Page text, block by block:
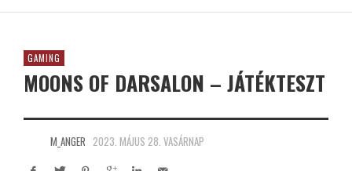
GAMING
MOONS OF DARSALON – JÁTÉKTESZT
M_ANGER 2023. MÁJUS 28. VASÁRNAP